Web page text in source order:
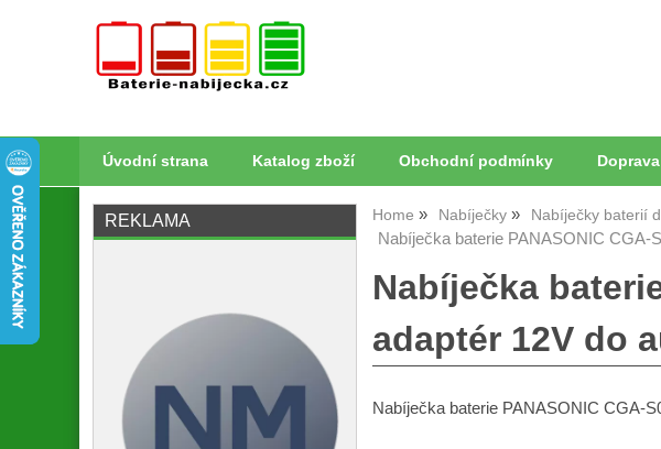
Úvodní strana Katalog zboží Obchodní podmínky
Home Nabíječky Nabíječky baterií
Nabíječka baterie PANASONIC CGA-
Nabíječka
adaptér 12V do
Nabíječka baterie PANASONIC CGA-
REKLAMA